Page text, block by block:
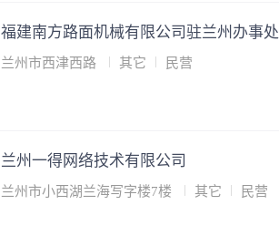
福建南方路面机械有限公司驻兰州办事处
兰州市西津西路 其它 民营
兰州一得网络技术有限公司
兰州市小西湖兰海写字楼7楼 其它 民营